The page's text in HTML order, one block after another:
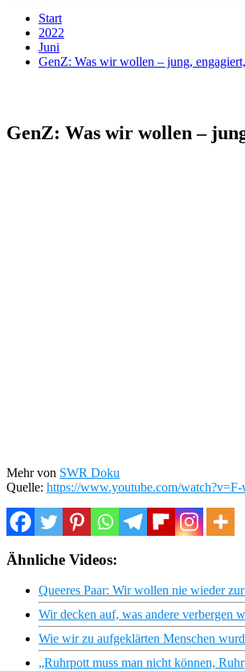
Start
2022
Juni
GenZ: Was wir wollen – jung,
GenZ: Was wir wollen –
Mehr von SWR Doku
Quelle: https://www.youtube.com/
Ähnliche Videos:
Queeres Paar: Wir wollen nie wieder
Wir decken auf, was andere verbergen
Wie wir zu aufgeklärten Menschen
„Ruhrpott muss man nicht können,